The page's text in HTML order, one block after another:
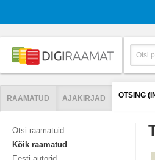
RAAMATUD AJAKIRJAD OTSING
Otsi raamatuid
Kõik raamatud